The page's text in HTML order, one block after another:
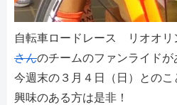
自転車ロードレース リオオリ
さんのチームのファンライドが
今週末の３月４日（日）とのこ
興味のある方は是非！